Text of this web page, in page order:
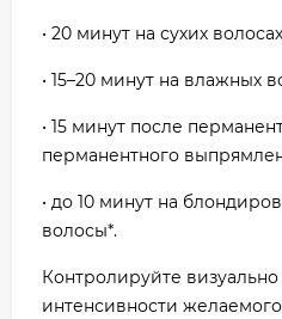
• 20 минут на сухих
• 15–20 минут на влажных
• 15 минут после
перманентного
• до 10 минут на
волосы*.
Контролируйте
интенсивности